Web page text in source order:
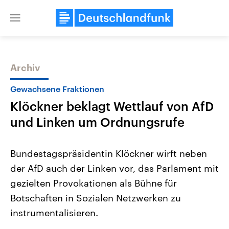
Close
Themen
Landtagswahl Sachsen-Anhalt
2026
Alle Informationen
Sachsen-Anhalt wählt am 6.
September 2026 einen neuen
Landtag. Seit 2021 wird das
USA
Aktuelle Beiträge,
Hintergründe
Wirtschaftlich und
Archiv
Gewachsene Fraktionen
Klöckner beklagt Wettlauf von AfD
und Linken um Ordnungsrufe
Bundestagspräsidentin Klöckner wirft neben
der AfD auch der Linken vor, das Parlament mit
gezielten Provokationen als Bühne für
Botschaften in Sozialen Netzwerken zu
instrumentalisieren.